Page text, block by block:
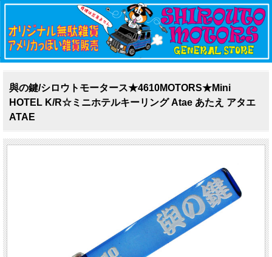
與の鍵/シロウトモータース★4610MOTORS★Mini
HOTEL K/R☆ミニホテルキーリング Atae あたえ アタエ
ATAE